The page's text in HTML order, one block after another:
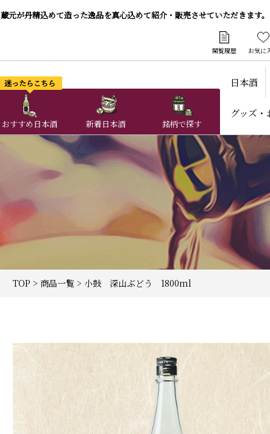
蔵元が丹精込めて造った逸品を真心込めて紹介・販売させていただきます。
閲覧履歴 お気に
おすすめ日本酒
迷ったらこちら
新着日本酒 銘柄で探す
日本酒
グッズ
TOP > 商品一覧 > 小鼓 深山ぶどう 1800ml